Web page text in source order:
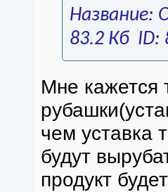
Мне кажется
чем уставка
будут
продукт